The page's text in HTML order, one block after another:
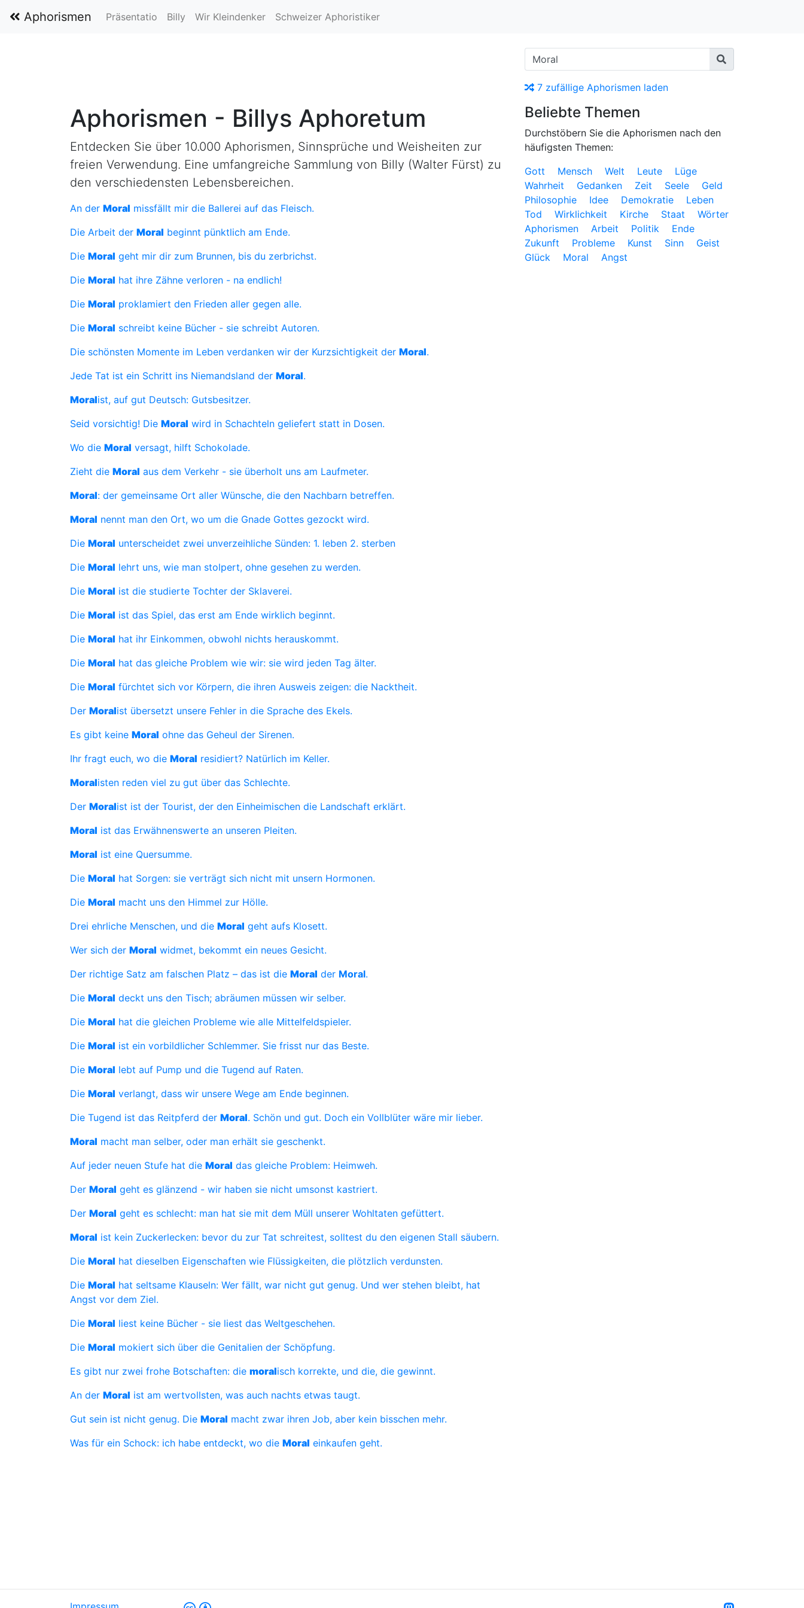
Aphorismen Präsentatio Billy Wir Kleindenker Schweizer Aphoristiker
7 zufällige Aphorismen laden
Aphorismen - Billys Aphoretum
Entdecken Sie über 10.000 Aphorismen, Sinnsprüche und Weisheiten zur
freien Verwendung. Eine umfangreiche Sammlung von Billy (Walter Fürst) zu
den verschiedensten Lebensbereichen.
An der Moral missfällt mir die Ballerei auf das Fleisch.
Die Arbeit der Moral beginnt pünktlich am Ende.
Die Moral geht mir dir zum Brunnen, bis du zerbrichst.
Die Moral hat ihre Zähne verloren - na endlich!
Die Moral proklamiert den Frieden aller gegen alle.
Die Moral schreibt keine Bücher - sie schreibt Autoren.
Die schönsten Momente im Leben verdanken wir der Kurzsichtigkeit der Moral.
Jede Tat ist ein Schritt ins Niemandsland der Moral.
Moralist, auf gut Deutsch: Gutsbesitzer.
Seid vorsichtig! Die Moral wird in Schachteln geliefert statt in Dosen.
Wo die Moral versagt, hilft Schokolade.
Zieht die Moral aus dem Verkehr - sie überholt uns am Laufmeter.
Moral: der gemeinsame Ort aller Wünsche, die den Nachbarn betreffen.
Moral nennt man den Ort, wo um die Gnade Gottes gezockt wird.
Die Moral unterscheidet zwei unverzeihliche Sünden: 1. leben 2. sterben
Die Moral lehrt uns, wie man stolpert, ohne gesehen zu werden.
Die Moral ist die studierte Tochter der Sklaverei.
Die Moral ist das Spiel, das erst am Ende wirklich beginnt.
Die Moral hat ihr Einkommen, obwohl nichts herauskommt.
Die Moral hat das gleiche Problem wie wir: sie wird jeden Tag älter.
Die Moral fürchtet sich vor Körpern, die ihren Ausweis zeigen: die Nacktheit.
Der Moralist übersetzt unsere Fehler in die Sprache des Ekels.
Es gibt keine Moral ohne das Geheul der Sirenen.
Ihr fragt euch, wo die Moral residiert? Natürlich im Keller.
Moralisten reden viel zu gut über das Schlechte.
Der Moralist ist der Tourist, der den Einheimischen die Landschaft erklärt.
Moral ist das Erwähnenswerte an unseren Pleiten.
Moral ist eine Quersumme.
Die Moral hat Sorgen: sie verträgt sich nicht mit unsern Hormonen.
Die Moral macht uns den Himmel zur Hölle.
Drei ehrliche Menschen, und die Moral geht aufs Klosett.
Wer sich der Moral widmet, bekommt ein neues Gesicht.
Der richtige Satz am falschen Platz – das ist die Moral der Moral.
Die Moral deckt uns den Tisch; abräumen müssen wir selber.
Die Moral hat die gleichen Probleme wie alle Mittelfeldspieler.
Die Moral ist ein vorbildlicher Schlemmer. Sie frisst nur das Beste.
Die Moral lebt auf Pump und die Tugend auf Raten.
Die Moral verlangt, dass wir unsere Wege am Ende beginnen.
Die Tugend ist das Reitpferd der Moral. Schön und gut. Doch ein Vollblüter wäre mir lieber.
Moral macht man selber, oder man erhält sie geschenkt.
Auf jeder neuen Stufe hat die Moral das gleiche Problem: Heimweh.
Der Moral geht es glänzend - wir haben sie nicht umsonst kastriert.
Der Moral geht es schlecht: man hat sie mit dem Müll unserer Wohltaten gefüttert.
Moral ist kein Zuckerlecken: bevor du zur Tat schreitest, solltest du den eigenen Stall säubern.
Die Moral hat dieselben Eigenschaften wie Flüssigkeiten, die plötzlich verdunsten.
Die Moral hat seltsame Klauseln: Wer fällt, war nicht gut genug. Und wer stehen bleibt, hat
Angst vor dem Ziel.
Die Moral liest keine Bücher - sie liest das Weltgeschehen.
Die Moral mokiert sich über die Genitalien der Schöpfung.
Es gibt nur zwei frohe Botschaften: die moralisch korrekte, und die, die gewinnt.
An der Moral ist am wertvollsten, was auch nachts etwas taugt.
Gut sein ist nicht genug. Die Moral macht zwar ihren Job, aber kein bisschen mehr.
Was für ein Schock: ich habe entdeckt, wo die Moral einkaufen geht.
Beliebte Themen
Durchstöbern Sie die Aphorismen nach den
häufigsten Themen:
Gott
Mensch Welt Leute
Lüge
Wahrheit
Gedanken Zeit Seele
Geld
Philosophie
Idee Demokratie
Leben
Tod
Wirklichkeit Kirche Staat
Wörter
Aphorismen
Arbeit Politik
Ende
Zukunft
Probleme Kunst Sinn
Geist
Glück
Moral Angst